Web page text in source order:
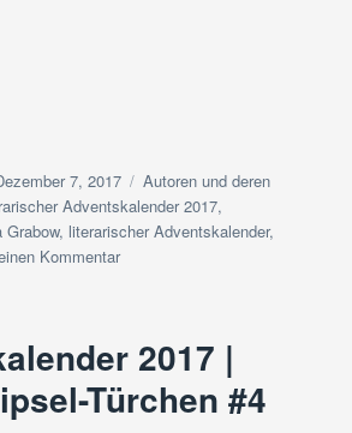
7, 2017 Kategorien
Autoren und deren
Adventskalender 2017,
Grabow, literarischer Adventskalender,
Kommentarzu
Textschnipsel-
#7
2017 |
Türchen #4